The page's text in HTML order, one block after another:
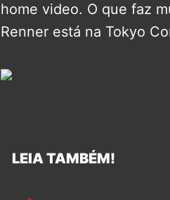
home video. O que faz
Renner está na Tokyo
LEIA TAMBÉM!